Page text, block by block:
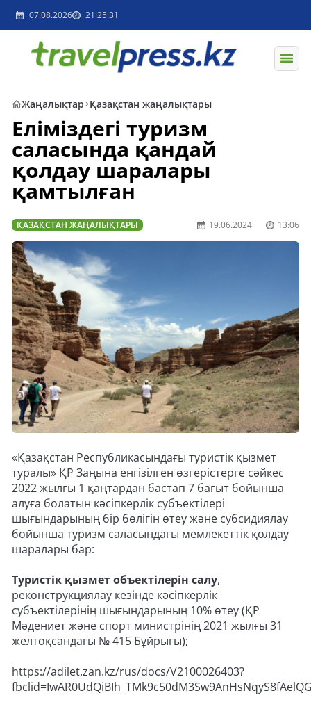
07.08.2026 21:25:31
Жаңалықтар Қазақстан жаңалықтары
Еліміздегі туризм
саласында қандай
қолдау шаралары
қамтылған
ҚАЗАҚСТАН ЖАҢАЛЫҚТАРЫ 19.06.2024 13:06
«Қазақстан Республикасындағы туристік қызмет
туралы» ҚР Заңына енгізілген өзгерістерге сәйкес
2022 жылғы 1 қаңтардан бастап 7 бағыт бойынша
алуға болатын кәсіпкерлік субъектілері
шығындарының бір бөлігін өтеу және субсидиялау
бойынша туризм саласындағы мемлекеттік қолдау
шаралары бар:
Туристік қызмет объектілерін салу,
реконструкциялау кезінде кәсіпкерлік
субъектілерінің шығындарының 10% өтеу (ҚР
Мәдениет және спорт министрінің 2021 жылғы 31
желтоқсандағы № 415 Бұйрығы);
https://adilet.zan.kz/rus/docs/V2100026403?